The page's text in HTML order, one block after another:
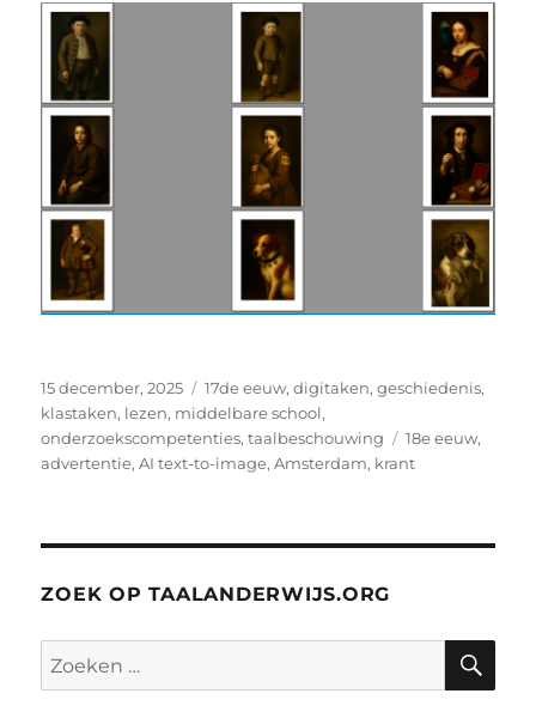
Geplaatst
op
15 december, 2025 Categorieën
17de eeuw,digitaken,geschiedenis,
klastaken, lezen, middelbare school,
onderzoekscompetenties,taalbeschouwing Tags
18e eeuw,
advertentie,AI text-to-image,Amsterdam, krant
ZOEK OP TAALANDERWIJS.ORG
Zoeken
naar: